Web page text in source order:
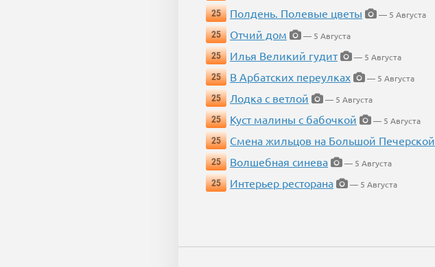
25
Полдень. Полевые цветы
— 5 Августа
25
Отчий дом
— 5 Августа
25
Илья Великий гудит
— 5 Августа
25
В Арбатских переулках
— 5 Августа
25
Лодка с ветлой
— 5 Августа
25
Куст малины с бабочкой
— 5 Августа
25
Смена жильцов на Большой Печерской
25
Волшебная синева
— 5 Августа
25
Интерьер ресторана — 5 Августа